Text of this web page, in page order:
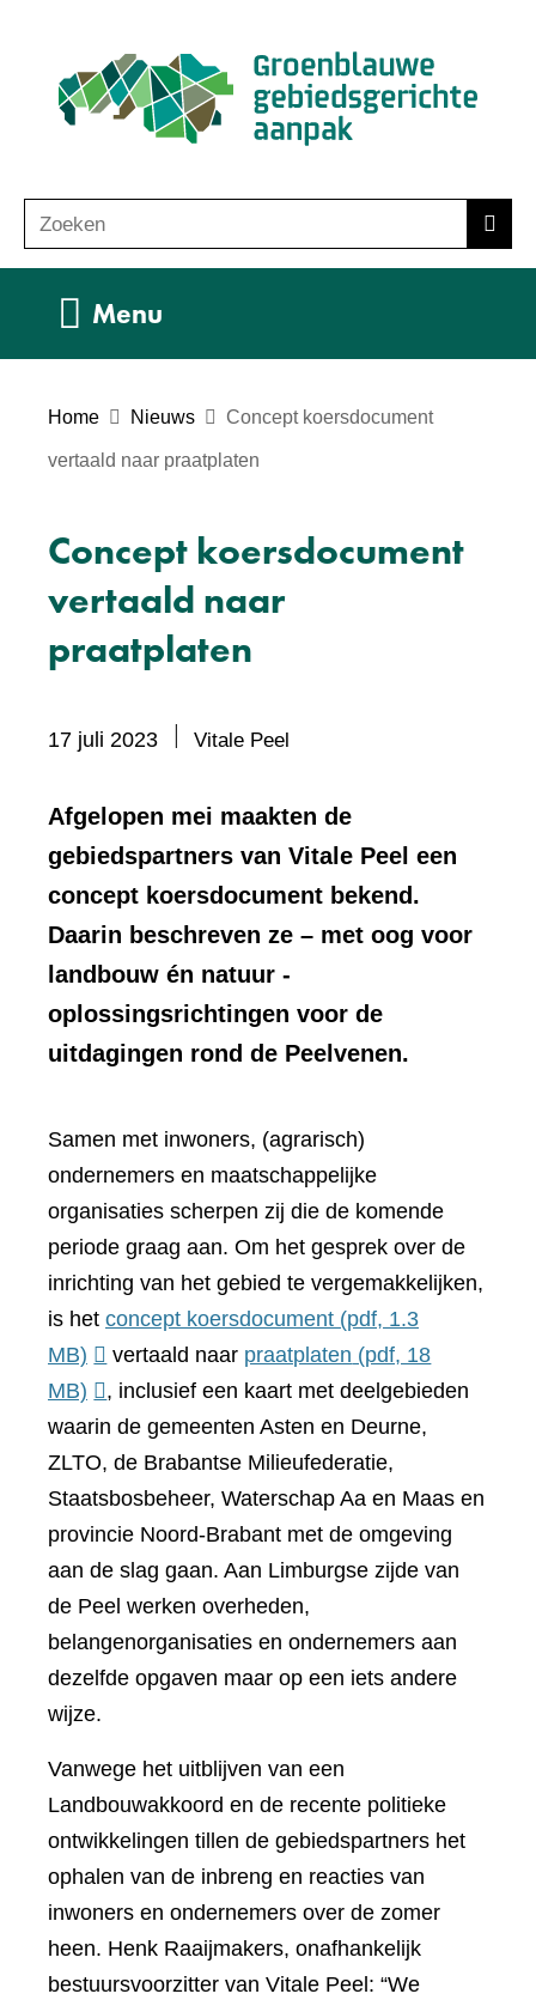
naar
de
inhoud
o
e
Zoeken
Menu
Home Nieuws Concept koersdocument
vertaald naar praatplaten
Concept koersdocument
vertaald naar
praatplaten
17 juli 2023 Vitale Peel
Afgelopen mei maakten de
gebiedspartners van Vitale Peel een
concept koersdocument bekend.
Daarin beschreven ze – met oog voor
landbouw én natuur -
oplossingsrichtingen voor de
uitdagingen rond de Peelvenen.
Samen met inwoners, (agrarisch)
ondernemers en maatschappelijke
organisaties scherpen zij die de komende
periode graag aan. Om het gesprek over de
inrichting van het gebied te vergemakkelijken,
is het concept koersdocument (pdf, 1.3
MB)
vertaald naar praatplaten (pdf, 18
MB)
, inclusief een kaart met deelgebieden
waarin de gemeenten Asten en Deurne,
ZLTO, de Brabantse Milieufederatie,
Staatsbosbeheer, Waterschap Aa en Maas en
provincie Noord-Brabant met de omgeving
aan de slag gaan. Aan Limburgse zijde van
de Peel werken overheden,
belangenorganisaties en ondernemers aan
dezelfde opgaven maar op een iets andere
wijze.
Vanwege het uitblijven van een
Landbouwakkoord en de recente politieke
ontwikkelingen tillen de gebiedspartners het
ophalen van de inbreng en reacties van
inwoners en ondernemers over de zomer
heen. Henk Raaijmakers, onafhankelijk
bestuursvoorzitter van Vitale Peel: “We